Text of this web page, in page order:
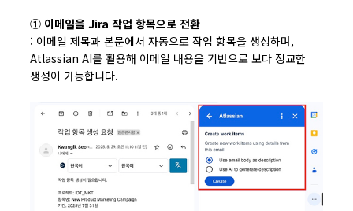
① 이메일을 Jira 작업 항목으로 전환
: 이메일 제목과 본문에서 자동으로 작업 항목을 생성하며,
Atlassian AI를 활용해 이메일 내용을 기반으로 보다 정교한
생성이 가능합니다.